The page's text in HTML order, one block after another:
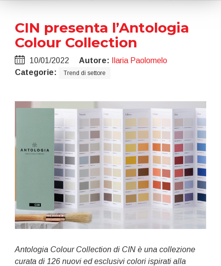
CIN presenta l’Antologia
Colour Collection
10/01/2022 Autore:
Ilaria Paolomelo
Categorie:
Trend di settore
Antologia Colour Collection di CIN è una collezione
curata di 126 nuovi ed esclusivi colori ispirati alla